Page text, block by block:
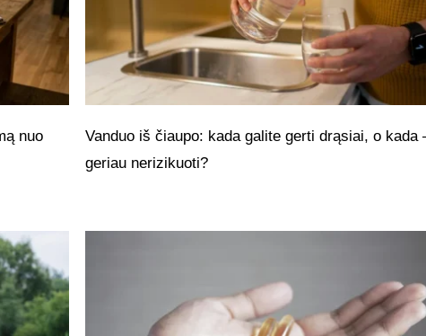
nuo
Vanduo iš čiaupo: kada galite gerti drąsiai, o kada
geriau nerizikuoti?